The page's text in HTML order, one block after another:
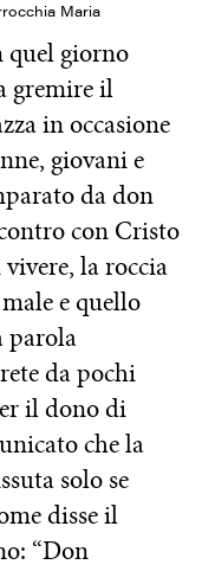
Maria
quel giorno
gremire il
in occasione
giovani e
da don
con Cristo
la roccia
e quello
parola
da pochi
il dono di
che la
solo se
disse il
“Don